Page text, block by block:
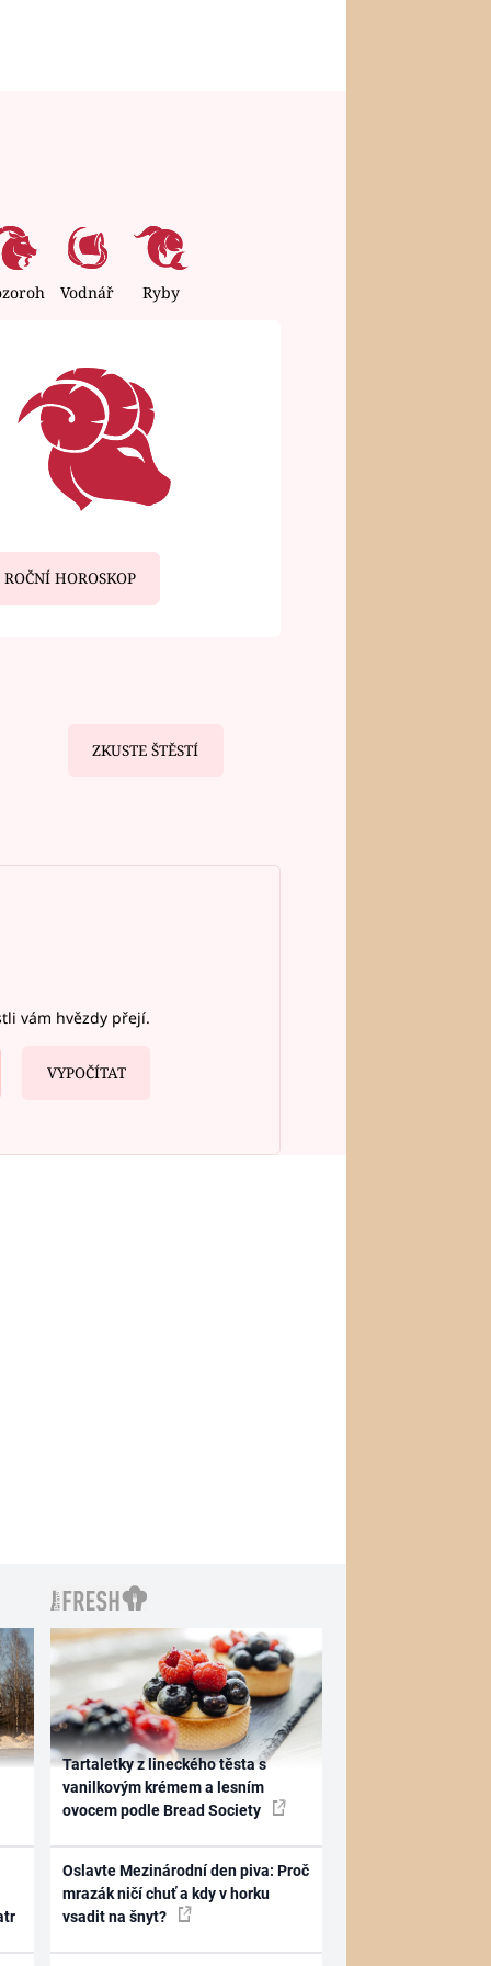
Vodnář Ryby
ROČNÍ HOROSKOP
ZKUSTE ŠTĚSTÍ
vám hvězdy přejí.
VYPOČÍTAT
Tartaletky z lineckého těsta s
vanilkovým krémem a lesním
ovocem podle Bread Society
Oslavte Mezinárodní den piva: Proč
mrazák ničí chuť a kdy v horku
vsadit na šnyt?